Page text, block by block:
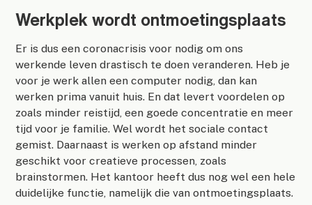
Werkplek wordt ontmoetingsplaats
Er is dus een coronacrisis voor nodig om ons
werkende leven drastisch te doen veranderen. Heb je
voor je werk allen een computer nodig, dan kan
werken prima vanuit huis. En dat levert voordelen op
zoals minder reistijd, een goede concentratie en meer
tijd voor je familie. Wel wordt het sociale contact
gemist. Daarnaast is werken op afstand minder
geschikt voor creatieve processen, zoals
brainstormen. Het kantoor heeft dus nog wel een hele
duidelijke functie, namelijk die van ontmoetingsplaats.